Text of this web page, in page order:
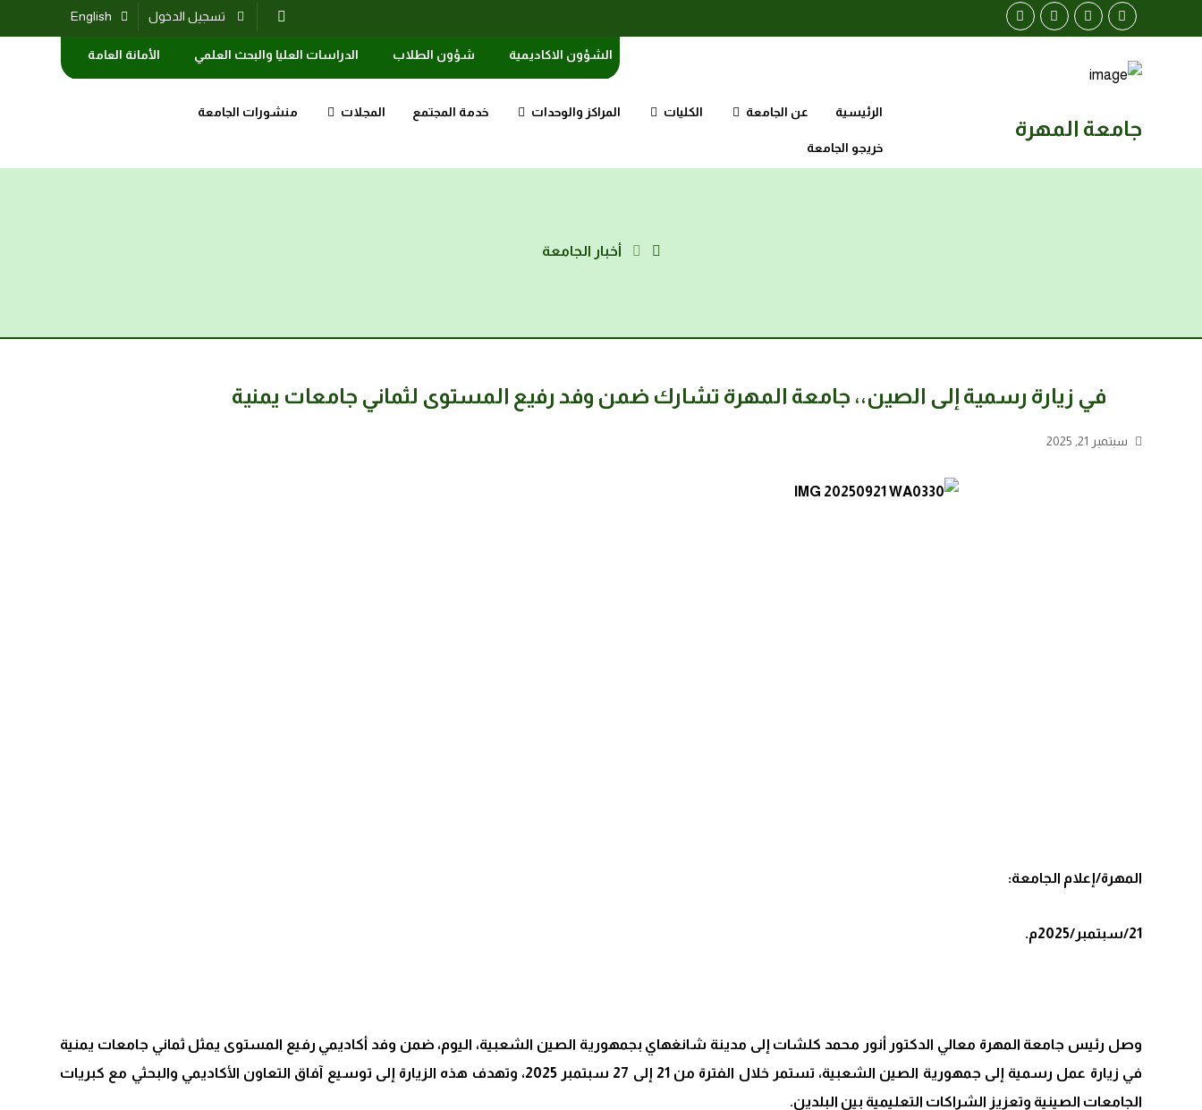
English تسجيل الدخول
الشؤون الاكاديمية شؤون الطلاب الدراسات العليا والبحث العلمي الأمانة العامة
جامعة المهرة
الرئيسية عن الجامعة الكليات المراكز والوحدات خدمة المجتمع المجلات منشورات الجامعة
خريجو الجامعة
أخبار الجامعة
في زيارة رسمية إلى الصين،، جامعة المهرة تشارك ضمن وفد رفيع المستوى لثماني جامعات يمنية
سبتمبر 21, 2025
المهرة/إعلام الجامعة:
21/سبتمبر/2025م.
وصل رئيس جامعة المهرة معالي الدكتور أنور محمد كلشات إلى مدينة شانغهاي بجمهورية الصين الشعبية، اليوم، ضمن وفد أكاديمي رفيع المستوى يمثل ثماني جامعات يمنية
في زيارة عمل رسمية إلى جمهورية الصين الشعبية، تستمر خلال الفترة من 21 إلى 27 سبتمبر 2025، وتهدف هذه الزيارة إلى توسيع آفاق التعاون الأكاديمي والبحثي مع كبريات
الجامعات الصينية وتعزيز الشراكات التعليمية بين البلدين.